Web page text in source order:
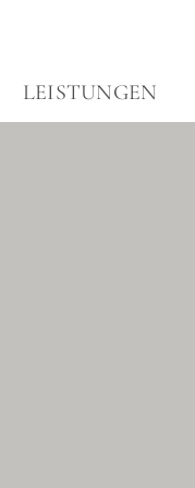
LEISTUNGEN